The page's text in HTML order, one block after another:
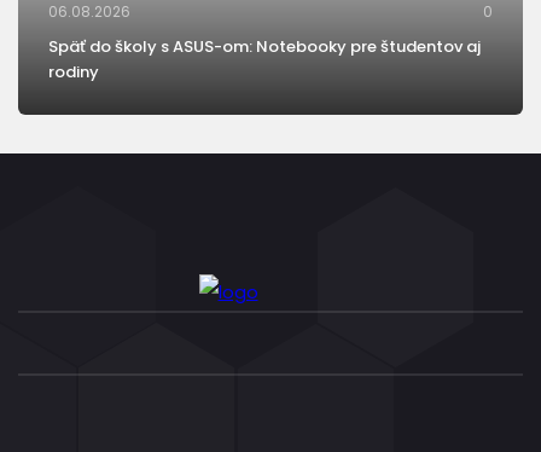
06.08.2026 0
Späť do školy s ASUS-om: Notebooky pre študentov aj
rodiny